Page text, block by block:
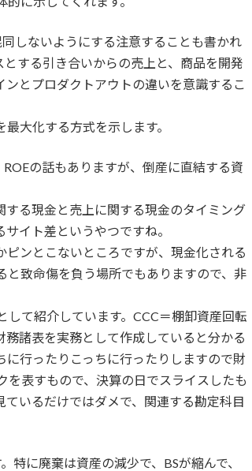
しないようにする注意することも書かれ
する引き合いからの売上と、商品を開発
とプロダクトアウトの違いを意識するこ
大化する方式を示します。
の話もありますが、倒産に直結する資
る現金と売上に関する現金のタイミング
イト差というやつですね。
ンとこないところですが、現金化される
と致命傷を負う場所でもありますので、非
て紹介しています。CCC＝棚卸資産回転
諸表を実務として作成していると分かる
行ったりこっちに行ったりしますので財
を表すもので、決算の日でスライスしたも
いるだけではダメで、関連する勘定科目
に廃棄は資産の減少で、BSが縮んで、